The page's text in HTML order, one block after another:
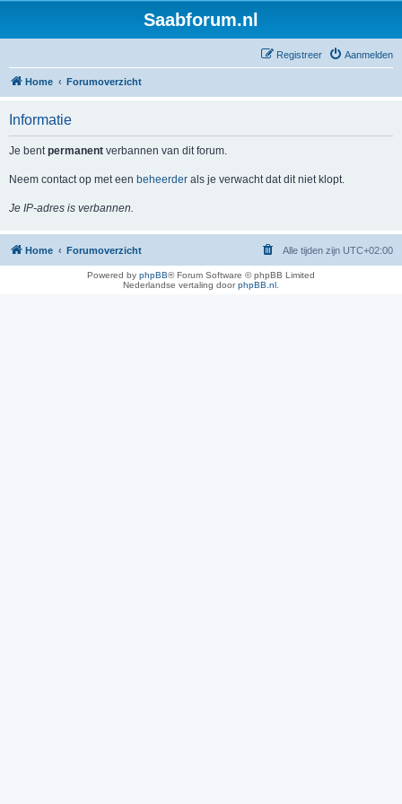
Saabforum.nl
Aanmelden
Registreer
Home Forumoverzicht
Informatie
Je bentpermanent verbannen van dit forum.
Neem contact op met een beheerder als je verwacht dat dit niet klopt.
Je IP-adres is verbannen.
Home Forumoverzicht Alle tijden zijn UTC+02:00
Powered by phpBB® Forum Software © phpBB Limited
Nederlandse vertaling doorphpBB.nl